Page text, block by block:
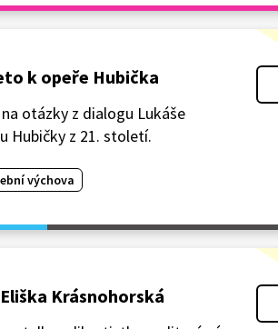
k opeře Hubička
otázky z dialogu Lukáše
Hubičky z 21. století.
výchova
Krásnohorská